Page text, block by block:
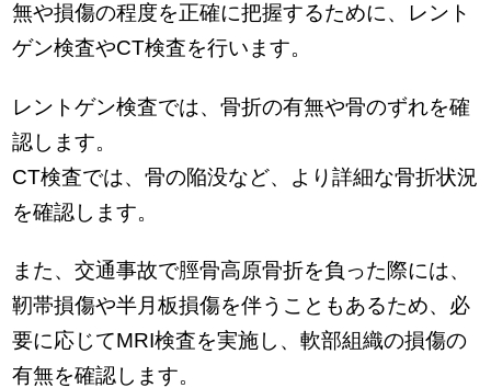
無や損傷の程度を正確に把握するために、レント
ゲン検査やCT検査を行います。
レントゲン検査では、骨折の有無や骨のずれを確
認します。
CT検査では、骨の陥没など、より詳細な骨折状況
を確認します。
また、交通事故で脛骨高原骨折を負った際には、
靭帯損傷や半月板損傷を伴うこともあるため、必
要に応じてMRI検査を実施し、軟部組織の損傷の
有無を確認します。